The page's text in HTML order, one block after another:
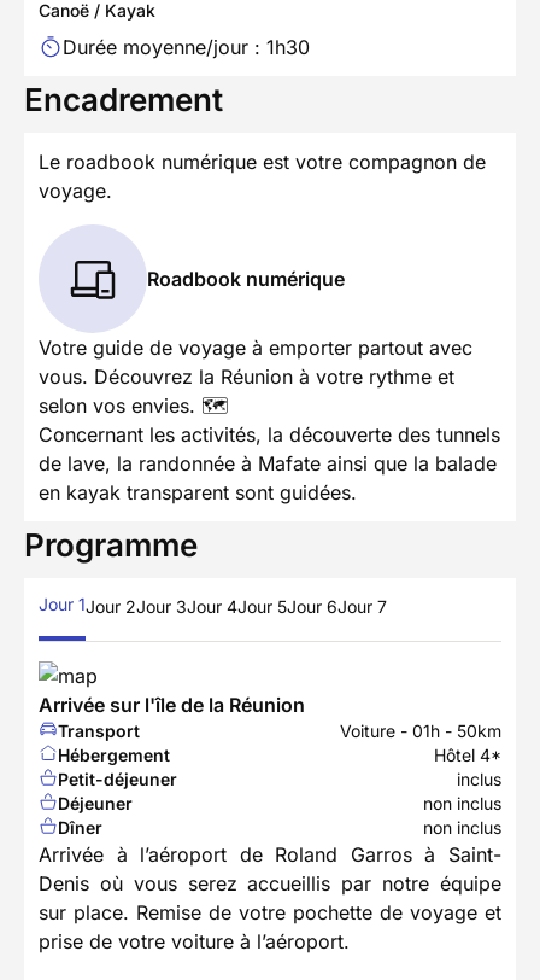
Canoë / Kayak
Durée moyenne/jour : 1h30
Encadrement
Le roadbook numérique est votre compagnon de
voyage.
Roadbook numérique
Votre guide de voyage à emporter partout avec
vous. Découvrez la Réunion à votre rythme et
selon vos envies. 🗺️
Concernant les activités, la découverte des tunnels
de lave, la randonnée à Mafate ainsi que la balade
en kayak transparent sont guidées.
Programme
Jour 1Jour 2Jour 3Jour 4Jour 5Jour 6Jour 7
Arrivée sur l'île de la Réunion
Transport
Voiture - 01h - 50km
Hébergement
Hôtel 4*
Petit-déjeuner
inclus
Déjeuner
non inclus
Dîner
non inclus
Arrivée à l’aéroport de Roland Garros à Saint-
Denis où vous serez accueillis par notre équipe
sur place. Remise de votre pochette de voyage et
prise de votre voiture à l’aéroport.